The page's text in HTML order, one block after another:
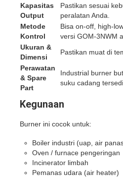
Kapasitas
Output
Pastikan sesuai
peralatan Anda.
Metode
Kontrol
Bisa on-off, high-
versi GOM‑3NWM
Ukuran &
Dimensi
Pastikan muat di
Perawatan
& Spare
Part
Industrial burner
suku cadang
Kegunaan
Burner ini cocok untuk:
Boiler industri (uap, air
Oven / furnace pengeringan
Incinerator limbah
Pemanas udara (air heater)